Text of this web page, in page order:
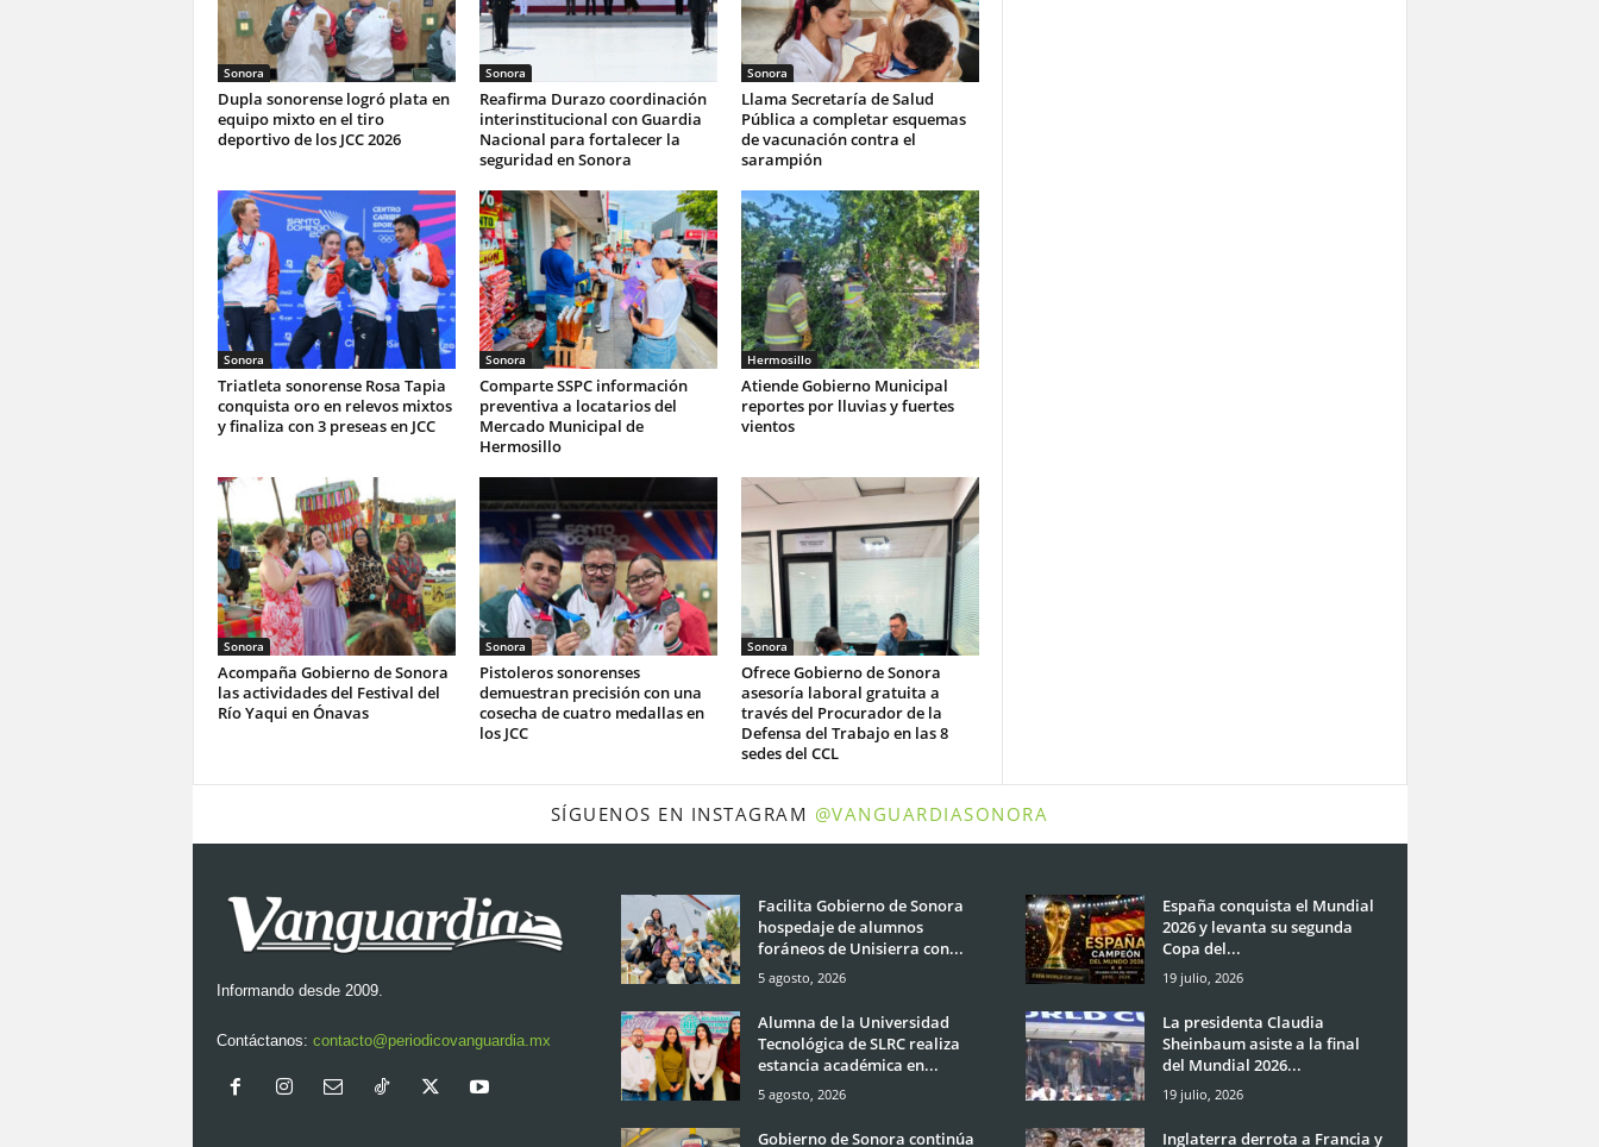
Sonora
Dupla sonorense logró plata en
equipo mixto en el tiro
deportivo de los JCC 2026
Sonora
Reafirma Durazo coordinación
interinstitucional con Guardia
Nacional para fortalecer la
seguridad en Sonora
Sonora
Llama Secretaría de Salud
Pública a completar esquemas
de vacunación contra el
sarampión
Sonora
Triatleta sonorense Rosa Tapia
conquista oro en relevos mixtos
y finaliza con 3 preseas en JCC
Sonora
Comparte SSPC información
preventiva a locatarios del
Mercado Municipal de
Hermosillo
Hermosillo
Atiende Gobierno Municipal
reportes por lluvias y fuertes
vientos
Sonora
Acompaña Gobierno de Sonora
las actividades del Festival del
Río Yaqui en Ónavas
Sonora
Pistoleros sonorenses
demuestran precisión con una
cosecha de cuatro medallas en
los JCC
Sonora
Ofrece Gobierno de Sonora
asesoría laboral gratuita a
través del Procurador de la
Defensa del Trabajo en las 8
sedes del CCL
SÍGUENOS EN INSTAGRAM @VANGUARDIASONORA
Informando desde 2009.
Contáctanos: contacto@periodicovanguardia.mx
Facilita Gobierno de Sonora
hospedaje de alumnos
foráneos de Unisierra con...
5 agosto, 2026
Alumna de la Universidad
Tecnológica de SLRC realiza
estancia académica en...
5 agosto, 2026
Gobierno de Sonora continúa
España conquista el Mundial
2026 y levanta su segunda
Copa del...
19 julio, 2026
La presidenta Claudia
Sheinbaum asiste a la final
del Mundial 2026...
19 julio, 2026
Inglaterra derrota a Francia y